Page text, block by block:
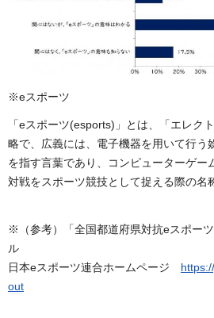
※eスポーツ
「eスポーツ(esports)」とは、「エレク
略で、広義には、電子機器を用いて行う
を指す言葉であり、コンピューターゲー
対戦をスポーツ競技として捉える際の名
※（参考）「全国都道府県対抗eスポー
ル
日本eスポーツ連合ホームページ
out